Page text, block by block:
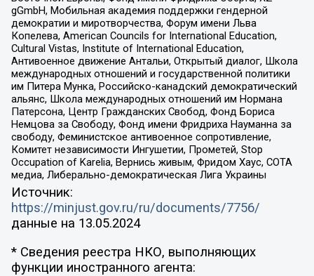
gGmbH, Мобильная академия поддержки гендерной
демократии и миротворчества, Форум имени Льва
Копелева, American Councils for International Education,
Cultural Vistas, Institute of International Education,
Антивоенное движение Антальи, Открытый диалог, Школа
международных отношений и государственной политики
им Питера Мунка, Российско-канадский демократический
альянс, Школа международных отношений им Нормана
Патерсона, Центр Гражданских Свобод, Фонд Бориса
Немцова за Свободу, Фонд имени Фридриха Науманна за
свободу, Феминистское антивоенное сопротивление,
Комитет независимости Ингушетии, Прометей, Stop
Occupation of Karelia, Вернись живым, Фридом Хаус, СОТА
медиа, Либерально-демократическая Лига Украины
Источник:
https://minjust.gov.ru/ru/documents/7756/
данные на 13.05.2024
* Сведения реестра НКО, выполняющих
функции иностранного агента: